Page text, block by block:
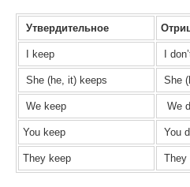
Утвердительное
I keep I
She (he, it) keeps She
We keep We
You keep You
They keep They